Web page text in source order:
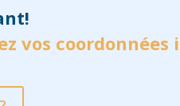
vos coordonnées